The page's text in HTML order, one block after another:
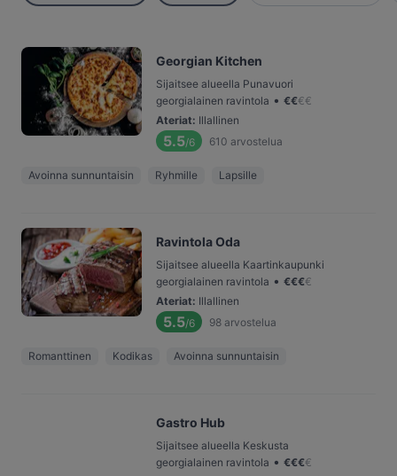
Georgian Kitchen
Sijaitsee alueella Punavuori
georgialainen ravintola • €€€€
Ateriat: Illallinen
5.5/6 610 arvostelua
Avoinna sunnuntaisin Ryhmille Lapsille
Ravintola Oda
Sijaitsee alueella Kaartinkaupunki
georgialainen ravintola • €€€€
Ateriat: Illallinen
5.5/6 98 arvostelua
Romanttinen Kodikas Avoinna sunnuntaisin
Gastro Hub
Sijaitsee alueella Keskusta
georgialainen ravintola • €€€€